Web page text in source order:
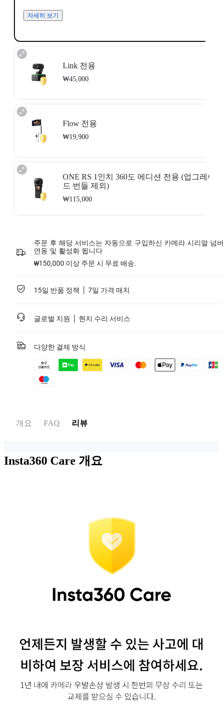
자세히 보기
Link 전용
₩45,000
우사용할 수 있습니다. 서비스 이용약관은 귀하의 유효 이메일로 발송
됩니다. 이메일 수신함에 유의해주십시오.
보장 서비스는 특정 카메라에만 적용 가능합니다. Insta360에서 공식적
Flow 전용
₩19,900
해당 서비스는 이미 Insta360 카메라를 구입했으며, 제품이 활성화되지
않았거나 활성화된 지 15일이 지나지 않은 경우에만 적용 가능합니다.
서비스 이용약관은 귀하의 유효 이메일로 발송됩니다. 이메일 수신함에
유의해주십시오.
자세히 보기
ONE RS 1인치 360도 에디션 전용 (업그레이
드 번들 제외)
₩115,000
해당 서비스는 이미 Insta360 카메라를 구입했으며, 제품이 활성화되지
않았거나 활성화된 지 15일이 지나지 않은 경우에만 적용 가능합니다.
서비스 이용약관은 귀하의 유효 이메일로 발송됩니다. 이메일 수신함에
유의해주십시오.
않습니다.
주문 후 해당 서비스는 자동으로 구입하신 카메라 시리얼 넘
연동 및 활성화 됩니다
₩150,000 이상 주문 시 무료 배송.
15일 반품 정책 7일 가격 매치
글로벌 지원 현지 수리 서비스
다양한 결제 방식
개요 FAQ 리뷰
Insta360 Care 개요